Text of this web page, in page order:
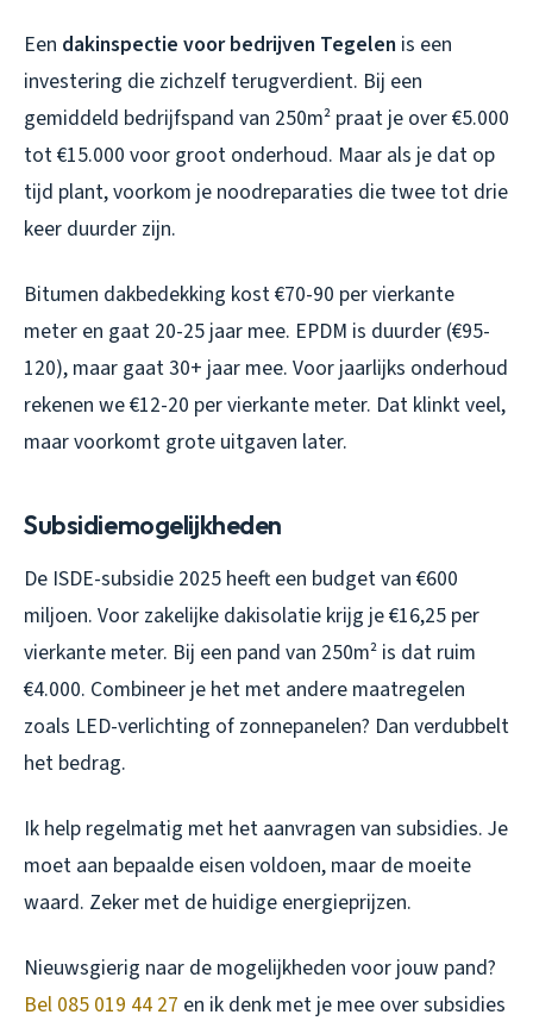
Een dakinspectie voor bedrijven Tegelen is een
investering die zichzelf terugverdient. Bij een
gemiddeld bedrijfspand van 250m² praat je over €5.000
tot €15.000 voor groot onderhoud. Maar als je dat op
tijd plant, voorkom je noodreparaties die twee tot drie
keer duurder zijn.
Bitumen dakbedekking kost €70-90 per vierkante
meter en gaat 20-25 jaar mee. EPDM is duurder (€95-
120), maar gaat 30+ jaar mee. Voor jaarlijks onderhoud
rekenen we €12-20 per vierkante meter. Dat klinkt veel,
maar voorkomt grote uitgaven later.
Subsidiemogelijkheden
De ISDE-subsidie 2025 heeft een budget van €600
miljoen. Voor zakelijke dakisolatie krijg je €16,25 per
vierkante meter. Bij een pand van 250m² is dat ruim
€4.000. Combineer je het met andere maatregelen
zoals LED-verlichting of zonnepanelen? Dan verdubbelt
het bedrag.
Ik help regelmatig met het aanvragen van subsidies. Je
moet aan bepaalde eisen voldoen, maar de moeite
waard. Zeker met de huidige energieprijzen.
Nieuwsgierig naar de mogelijkheden voor jouw pand?
Bel 085 019 44 27 en ik denk met je mee over subsidies